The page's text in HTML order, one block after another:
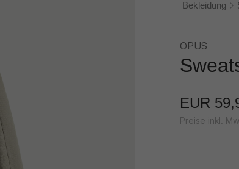
Bekleidung
OPUS
EUR
Preise inkl.